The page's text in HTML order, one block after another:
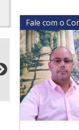
Fale com o